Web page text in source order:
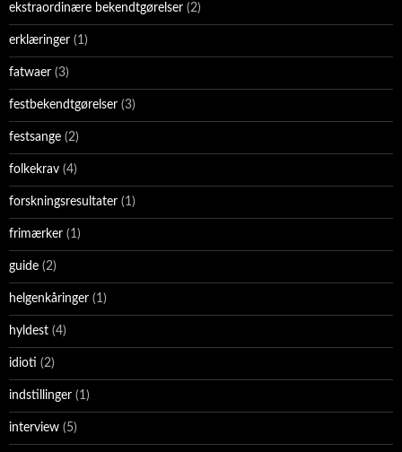
ekstraordinære bekendtgørelser (2)
erklæringer (1)
fatwaer (3)
festbekendtgørelser (3)
festsange (2)
folkekrav (4)
forskningsresultater (1)
frimærker (1)
guide (2)
helgenkåringer (1)
hyldest (4)
idioti (2)
indstillinger (1)
interview (5)